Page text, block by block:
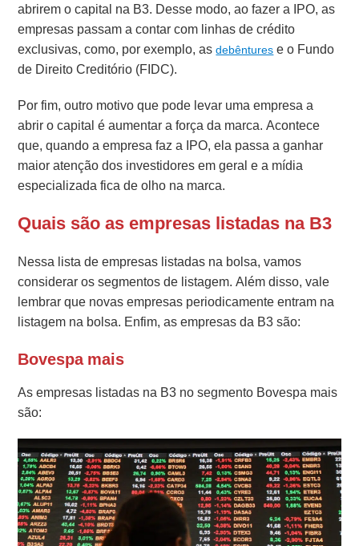
abrirem o capital na B3. Desse modo, ao fazer a IPO, as
empresas passam a contar com linhas de crédito
exclusivas, como, por exemplo, asdebêntures e o Fundo
de Direito Creditório (FIDC).
Por fim, outro motivo que pode levar uma empresa a
abrir o capital é aumentar a força da marca. Acontece
que, quando a empresa faz a IPO, ela passa a ganhar
maior atenção dos investidores em geral e a mídia
especializada fica de olho na marca.
Quais são as empresas listadas na B3
Nessa lista de empresas listadas na bolsa, vamos
considerar os segmentos de listagem. Além disso, vale
lembrar que novas empresas periodicamente entram na
listagem na bolsa. Enfim, as empresas da B3 são:
Bovespa mais
As empresas listadas na B3 no segmento Bovespa mais
são: